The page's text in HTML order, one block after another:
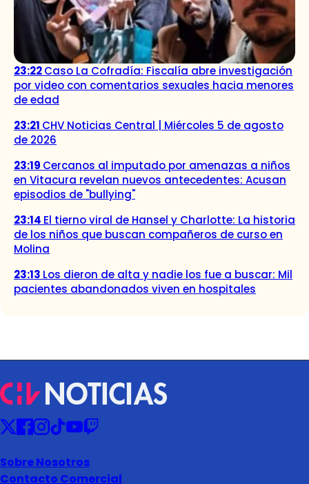
23:22Caso La Cofradía: Fiscalía abre investigación
por video con comentarios sexuales hacia menores
de edad
23:21 CHV Noticias Central | Miércoles 5 de agosto
de 2026
23:19 Cercanos al imputado por amenazas a niños
en Vitacura revelan nuevos antecedentes: Acusan
episodios de "bullying"
23:14 El tierno viral de Hansel y Charlotte: La historia
de los niños que buscan compañeros de curso en
Molina
23:13 Los dieron de alta y nadie los fue a buscar: Mil
pacientes abandonados viven en hospitales
Sobre Nosotros
Contacto Comercial